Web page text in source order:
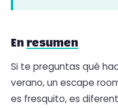
Enresumen
Si te preguntas qué
verano, un escape
es fresquito, es